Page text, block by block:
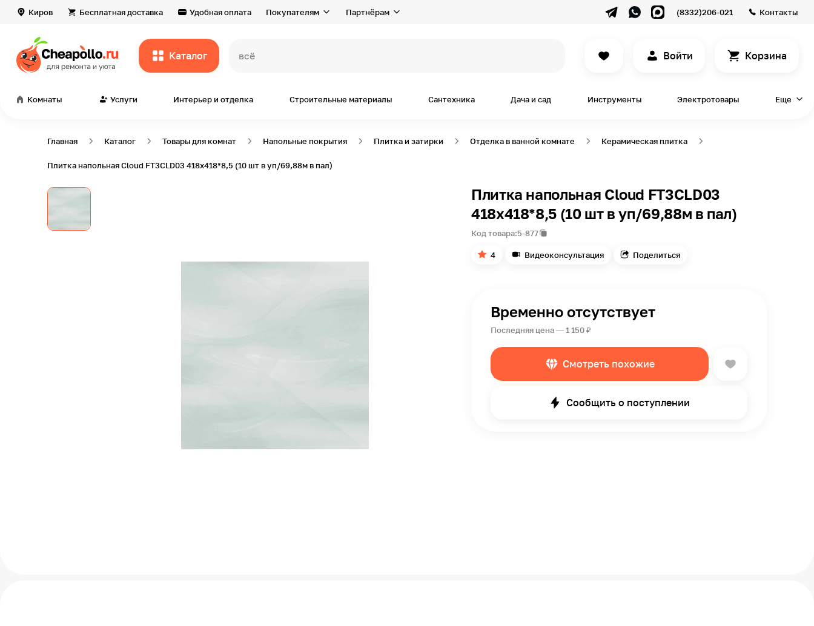
Киров Бесплатная доставка Удобная оплата Покупателям Партнёрам (8332)206-021 Контакты
Каталог всё для дом Войти Корзина
Комнаты Услуги Интерьер и отделка Строительные материалы Сантехника Дача и сад Инструменты Электротовары Еще
Главная Каталог Товары для комнат Напольные покрытия Плитка и затирки Отделка в ванной комнате Керамическая плитка
Плитка напольная Cloud FT3CLD03 418х418*8,5 (10 шт в уп/69,88м в пал)
Плитка напольная Cloud FT3CLD03
418х418*8,5 (10 шт в уп/69,88м в пал)
Код товара:5-877
4 Видеоконсультация Поделиться
Временно отсутствует
Последняя цена — 1 150 ₽
Смотреть похожие
Сообщить о поступлении